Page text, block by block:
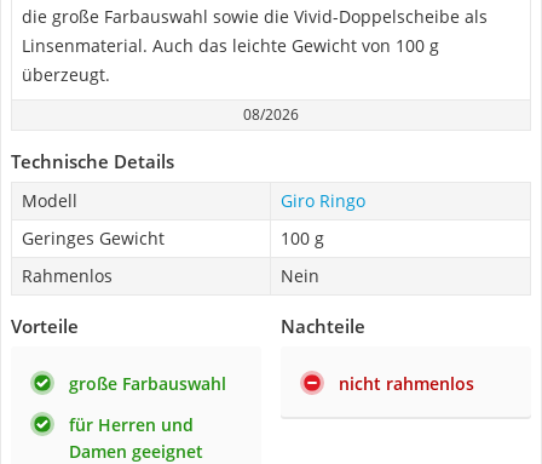
die große Farbauswahl sowie die Vivid-Doppelscheibe als
Linsenmaterial. Auch das leichte Gewicht von 100 g
überzeugt.
08/2026
Technische Details
Modell
Giro Ringo
Geringes Gewicht
100 g
Rahmenlos
Nein
Vorteile
große Farbauswahl
für Herren und
Damen geeignet
Nachteile
nicht rahmenlos